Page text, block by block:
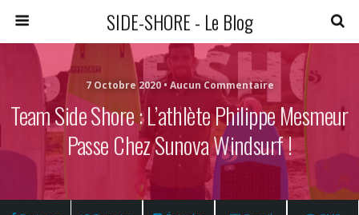
SIDE-SHORE - Le Blog
7 Octobre 2020 • Aucun Commentaire
Team Side Shore : L’athlète Philippe Mesmeur
Passe Chez Sunova Windsurf !